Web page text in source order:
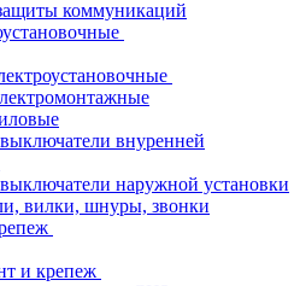
коммуникаций
внуренней
наружной установки
вилки, шнуры, звонки
и крепеж